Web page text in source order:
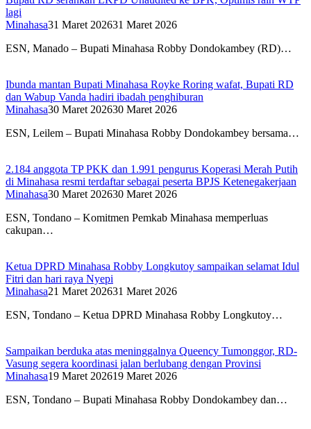
lagi
Minahasa31 Maret 202631 Maret 2026
ESN, Manado – Bupati Minahasa Robby Dondokambey (RD)…
Ibunda mantan Bupati Minahasa Royke Roring wafat, Bupati RD
dan Wabup Vanda hadiri ibadah penghiburan
Minahasa30 Maret 202630 Maret 2026
ESN, Leilem – Bupati Minahasa Robby Dondokambey bersama…
2.184 anggota TP PKK dan 1.991 pengurus Koperasi Merah Putih
di Minahasa resmi terdaftar sebagai peserta BPJS Ketenegakerjaan
Minahasa30 Maret 202630 Maret 2026
ESN, Tondano – Komitmen Pemkab Minahasa memperluas
cakupan…
Ketua DPRD Minahasa Robby Longkutoy sampaikan selamat Idul
Fitri dan hari raya Nyepi
Minahasa21 Maret 202631 Maret 2026
ESN, Tondano – Ketua DPRD Minahasa Robby Longkutoy…
Sampaikan berduka atas meninggalnya Queency Tumonggor, RD-
Vasung segera koordinasi jalan berlubang dengan Provinsi
Minahasa19 Maret 202619 Maret 2026
ESN, Tondano – Bupati Minahasa Robby Dondokambey dan…